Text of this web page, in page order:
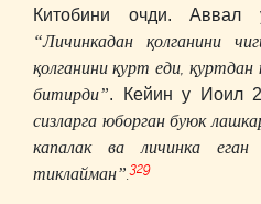
Китобини очди.
“Личинкадан қолганини
қолганини қурт еди, қуртдан
битирди”. Кейин у Иоил
сизларга юборган буюк
капалак ва личинка еган
тиклайман”.329